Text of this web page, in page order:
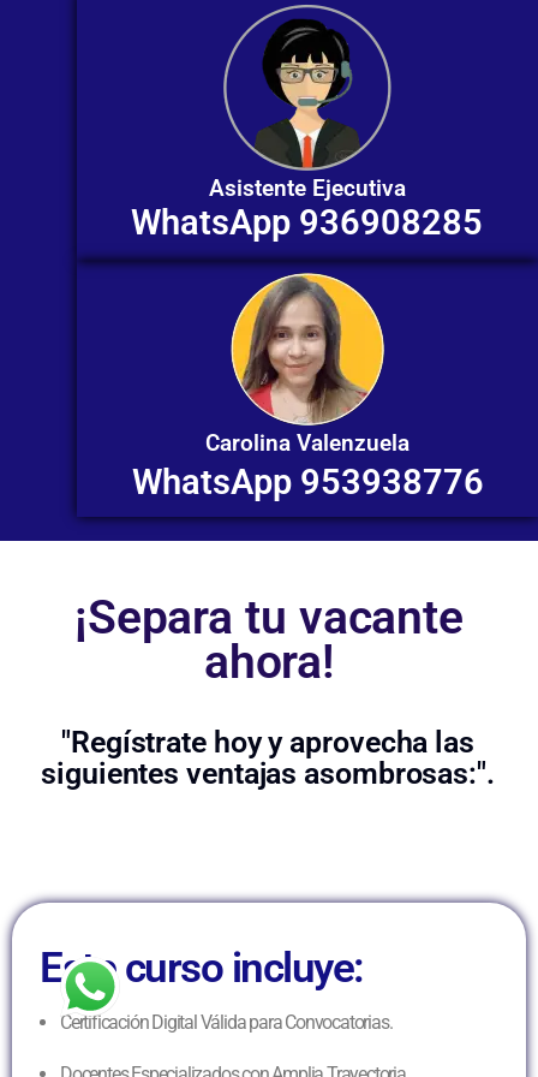
Asistente Ejecutiva
WhatsApp 936908285
Carolina Valenzuela
WhatsApp 953938776
¡Separa tu vacante
ahora!
"Regístrate hoy y aprovecha las
siguientes ventajas asombrosas:".
Este curso incluye:
Certificación Digital Válida para Convocatorias.